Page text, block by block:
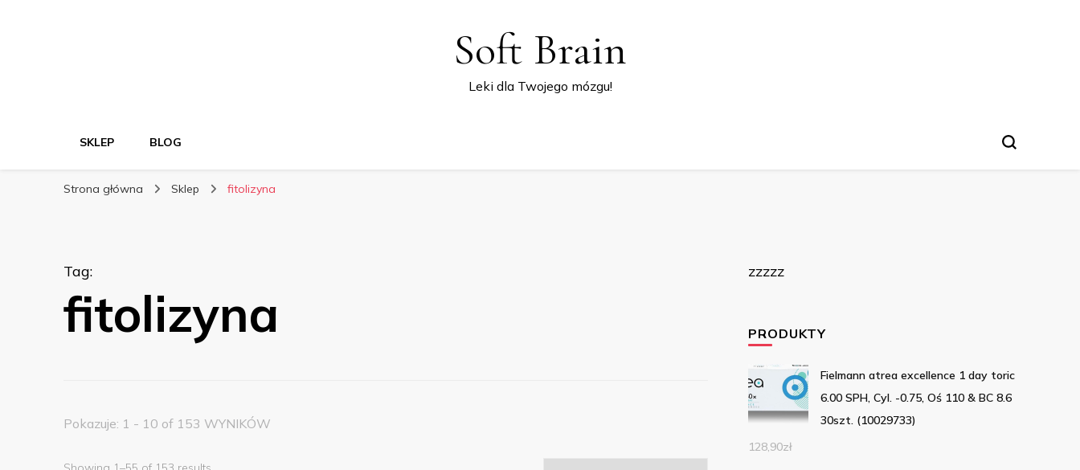
Soft Brain
Leki dla Twojego mózgu!
SKLEP BLOG
Strona główna Sklep fitolizyna
Tag:
fitolizyna
Pokazuje: 1 - 10 of 153 WYNIKÓW
zzzzz
PRODUKTY
Fielmann atrea excellence 1 day toric
6.00 SPH, Cyl. -0.75, Oś 110 & BC 8.6
30szt. (10029733)
128,90zł